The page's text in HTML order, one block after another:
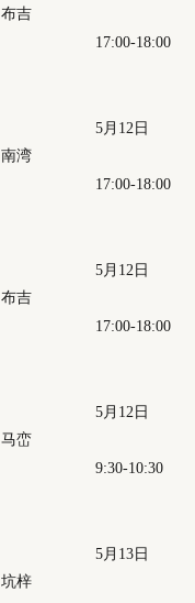
布吉
17:00-18:00
南湾
5月12日
17:00-18:00
布吉
5月12日
17:00-18:00
马峦
5月12日
9:30-10:30
坑梓
5月13日